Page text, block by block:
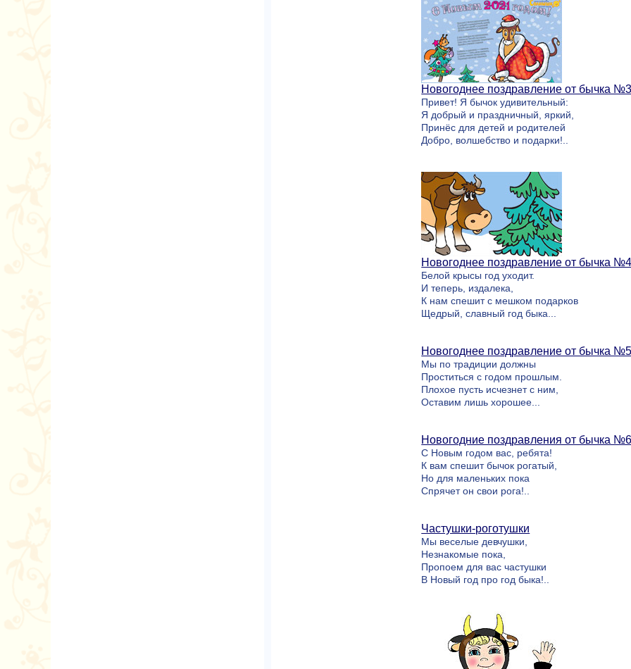
Новогоднее поздравление от бычка
Привет! Я бычок удивительный:
Я добрый и праздничный, яркий,
Принёс для детей и родителей
Добро, волшебство и подарки!..
Новогоднее поздравление от бычка
Белой крысы год уходит.
И теперь, издалека,
К нам спешит с мешком подарков
Щедрый, славный год быка...
Новогоднее поздравление от бычка
Мы по традиции должны
Проститься с годом прошлым.
Плохое пусть исчезнет с ним,
Оставим лишь хорошее...
Новогодние поздравления от бычка
С Новым годом вас, ребята!
К вам спешит бычок рогатый,
Но для маленьких пока
Спрячет он свои рога!..
Частушки-роготушки
Мы веселые девчушки,
Незнакомые пока,
Пропоем для вас частушки
В Новый год про год быка!..